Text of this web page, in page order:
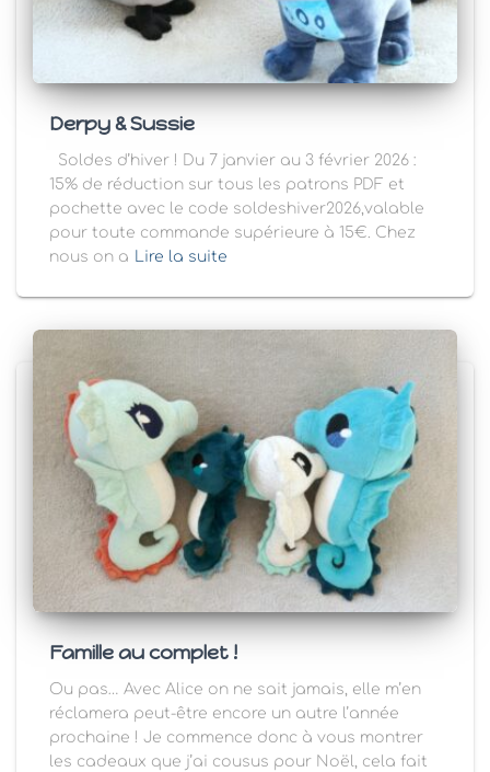
Derpy & Sussie
Soldes d’hiver ! Du 7 janvier au 3 février 2026 :
15% de réduction sur tous les patrons PDF et
pochette avec le code soldeshiver2026,valable
pour toute commande supérieure à 15€. Chez
nous on a
Lire la suite
Famille au complet !
Ou pas… Avec Alice on ne sait jamais, elle m’en
réclamera peut-être encore un autre l’année
prochaine ! Je commence donc à vous montrer
les cadeaux que j’ai cousus pour Noël, cela fait